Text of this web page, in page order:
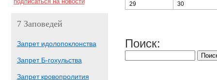
7 Заповедей
Запрет идолопоклонства
Запрет Б-гохульства
Запрет кровопролития
29
30
Поиск: